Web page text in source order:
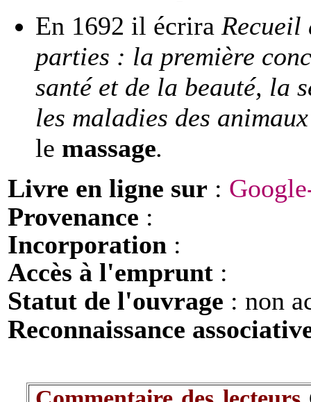
En 1692 il écrira Recueil
parties : la première
santé et de la beauté, la
les maladies des animaux
le massage.
Livre en ligne sur :
Provenance :
Incorporation :
Accès à l'emprunt :
Statut de l'ouvrage : non
Reconnaissance